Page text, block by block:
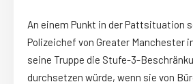
An einem Punkt in der Pattsituation
Polizeichef von Greater Manchester
seine Truppe die Stufe-3-
durchsetzen würde, wenn sie von